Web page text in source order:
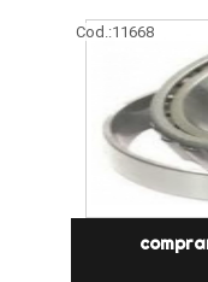
Cod.:11668